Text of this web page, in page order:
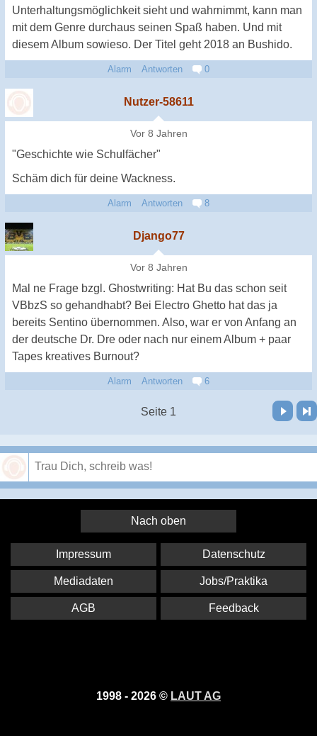
Unterhaltungsmöglichkeit sieht und wahrnimmt, kann man
mit dem Genre durchaus seinen Spaß haben. Und mit
diesem Album sowieso. Der Titel geht 2018 an Bushido.
Alarm Antworten 0
Nutzer-58611
Vor 8 Jahren
"Geschichte wie Schulfächer"
Schäm dich für deine Wackness.
Alarm Antworten 8
Django77
Vor 8 Jahren
Mal ne Frage bzgl. Ghostwriting: Hat Bu das schon seit
VBbzS so gehandhabt? Bei Electro Ghetto hat das ja
bereits Sentino übernommen. Also, war er von Anfang an
der deutsche Dr. Dre oder nach nur einem Album + paar
Tapes kreatives Burnout?
Alarm Antworten 6
Seite 1
Vor Letzte Seite
Nach oben
1998 - 2026 © LAUT AG
Impressum Datenschutz
Mediadaten Jobs/Praktika
AGB Feedback